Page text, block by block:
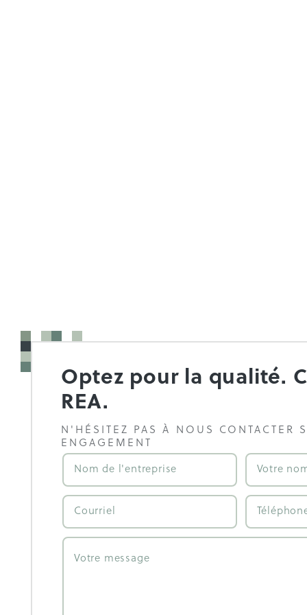
Optez pour la qualité.
REA.
N'HÉSITEZ PAS À NOUS CONTACTER
ENGAGEMENT